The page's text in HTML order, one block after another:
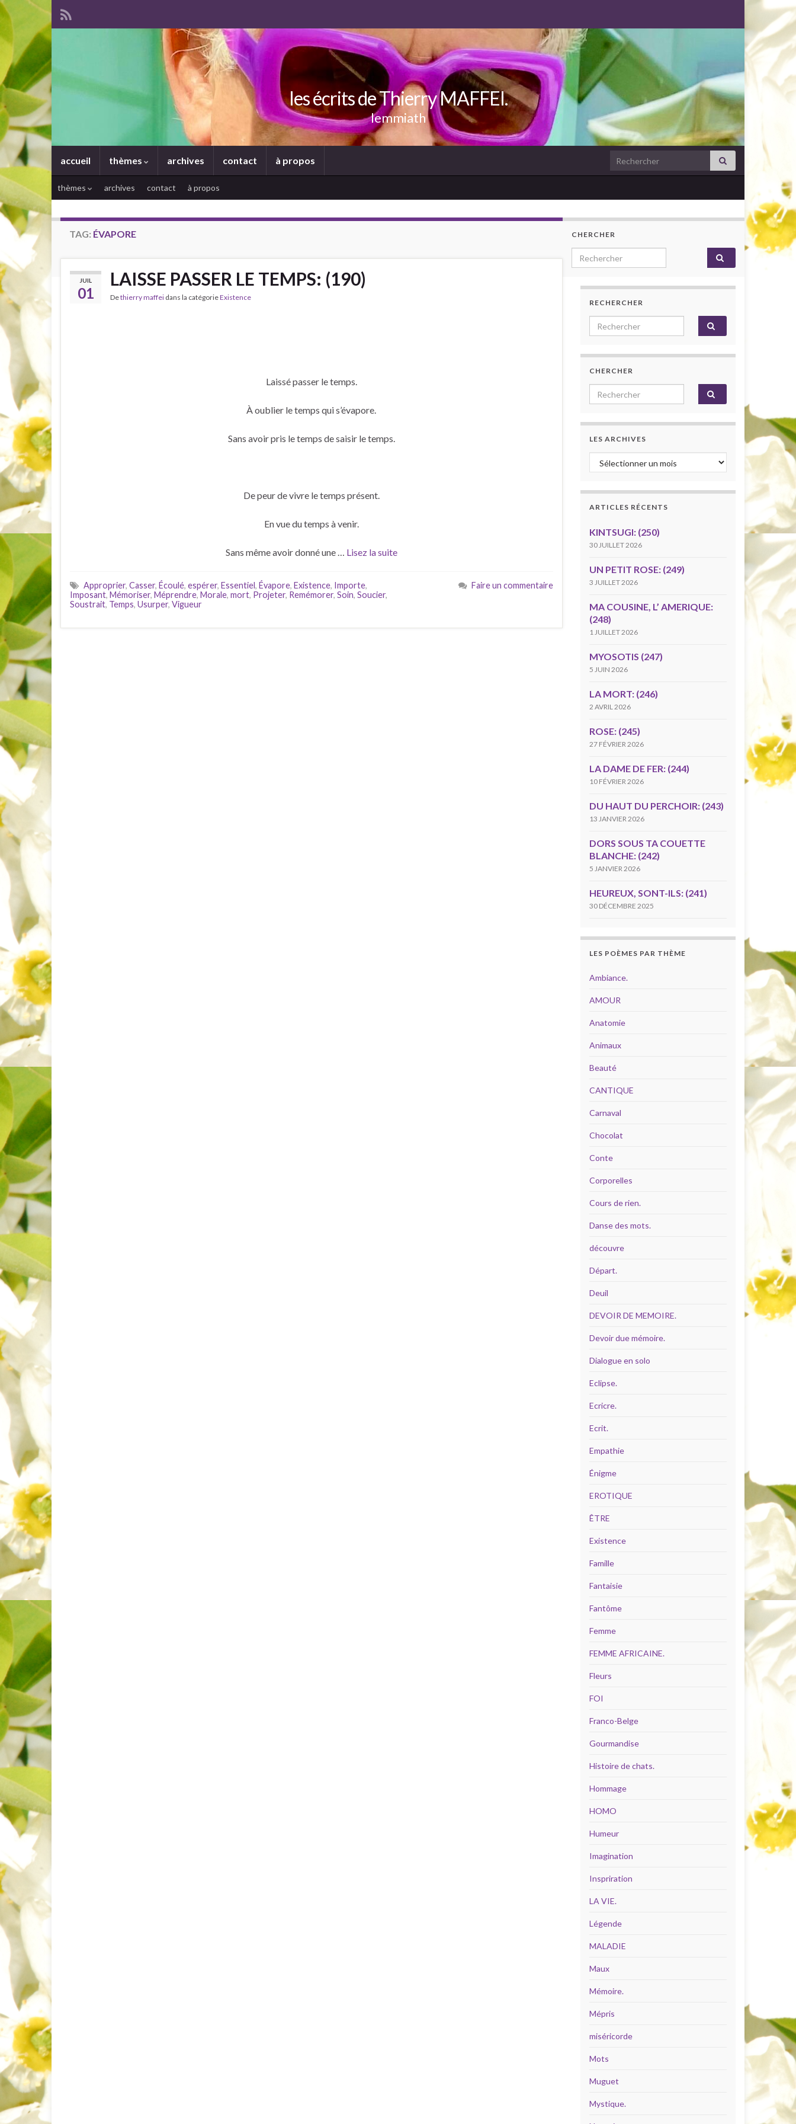
les écrits de Thierry MAFFEI.
lemmiath
accueil thèmes archives contact à propos Search for:
thèmes archives contact à propos
TAG: ÉVAPORE
JUIL
01
LAISSE PASSER LE TEMPS: (190)
Dethierry maffei dans la catégorieExistence
Laissé passer le temps.
À oublier le temps qui s’évapore.
Sans avoir pris le temps de saisir le temps.
De peur de vivre le temps présent.
En vue du temps à venir.
Sans même avoir donné une … Lisez la suite
Approprier, Casser, Écoulé, espérer, Essentiel, Évapore, Existence, Importe,
Imposant, Mémoriser, Méprendre, Morale, mort, Projeter, Remémorer, Soin, Soucier,
Soustrait, Temps, Usurper, Vigueur
Faire un commentaire
CHERCHER
Search for:
RECHERCHER
Search for:
CHERCHER
Search for:
LES ARCHIVES
Les archives
ARTICLES RÉCENTS
KINTSUGI: (250)
30 JUILLET 2026
UN PETIT ROSE: (249)
3 JUILLET 2026
MA COUSINE, L’ AMERIQUE:
(248)
1 JUILLET 2026
MYOSOTIS (247)
5 JUIN 2026
LA MORT: (246)
2 AVRIL 2026
ROSE: (245)
27 FÉVRIER 2026
LA DAME DE FER: (244)
10 FÉVRIER 2026
DU HAUT DU PERCHOIR: (243)
13 JANVIER 2026
DORS SOUS TA COUETTE
BLANCHE: (242)
5 JANVIER 2026
HEUREUX, SONT-ILS: (241)
30 DÉCEMBRE 2025
LES POÈMES PAR THÈME
Ambiance.
AMOUR
Anatomie
Animaux
Beauté
CANTIQUE
Carnaval
Chocolat
Conte
Corporelles
Cours de rien.
Danse des mots.
découvre
Départ.
Deuil
DEVOIR DE MEMOIRE.
Devoir due mémoire.
Dialogue en solo
Eclipse.
Ecricre.
Ecrit.
Empathie
Énigme
EROTIQUE
ÊTRE
Existence
Famille
Fantaisie
Fantôme
Femme
FEMME AFRICAINE.
Fleurs
FOI
Franco-Belge
Gourmandise
Histoire de chats.
Hommage
HOMO
Humeur
Imagination
Inspriration
LA VIE.
Légende
MALADIE
Maux
Mémoire.
Mépris
miséricorde
Mots
Muguet
Mystique.